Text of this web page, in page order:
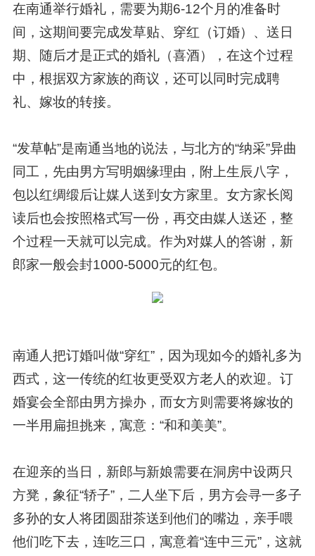
在南通举行婚礼，需要为期6-12个月的准备时
间，这期间要完成发草贴、穿红（订婚）、送日
期、随后才是正式的婚礼（喜酒），在这个过程
中，根据双方家族的商议，还可以同时完成聘
礼、嫁妆的转接。
“发草帖”是南通当地的说法，与北方的“纳采”异曲
同工，先由男方写明姻缘理由，附上生辰八字，
包以红绸缎后让媒人送到女方家里。女方家长阅
读后也会按照格式写一份，再交由媒人送还，整
个过程一天就可以完成。作为对媒人的答谢，新
郎家一般会封1000-5000元的红包。
南通人把订婚叫做“穿红”，因为现如今的婚礼多为
西式，这一传统的红妆更受双方老人的欢迎。订
婚宴会全部由男方操办，而女方则需要将嫁妆的
一半用扁担挑来，寓意：“和和美美”。
在迎亲的当日，新郎与新娘需要在洞房中设两只
方凳，象征“轿子”，二人坐下后，男方会寻一多子
多孙的女人将团圆甜茶送到他们的嘴边，亲手喂
他们吃下去，连吃三口，寓意着“连中三元”，这就